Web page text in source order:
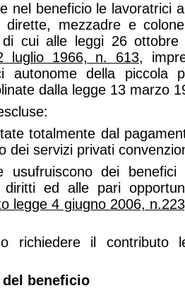
nel beneficio le lavoratrici
dirette, mezzadre e
di cui alle leggi 26
luglio 1966, n. 613,
autonome della piccola
dalla legge 13 marzo
totalmente dal
dei servizi privati
usufruiscono dei
diritti ed alle pari
legge 4 giugno 2006,
richiedere il contributo
beneficio